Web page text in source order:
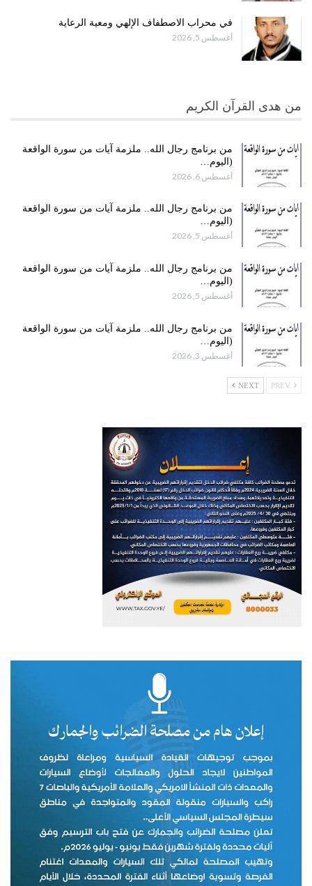
في محراب الاصطفاف الإلهي ومعية الرعاية
أغسطس 5, 2026
من هدى القرآن الكريم
من برنامج رجال الله.. ملزمة آيات من سورة الواقعة
(اليوم…
أغسطس 6, 2026
من برنامج رجال الله.. ملزمة آيات من سورة الواقعة
(اليوم…
أغسطس 5, 2026
من برنامج رجال الله.. ملزمة آيات من سورة الواقعة
(اليوم…
أغسطس 5, 2026
من برنامج رجال الله.. ملزمة آيات من سورة الواقعة
(اليوم…
أغسطس 3, 2026
NEXT